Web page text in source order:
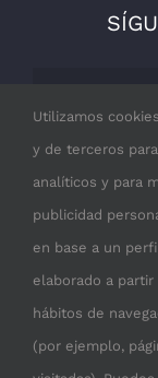
Por
Utilizamos
y de terceros
analíticos y para
publicidad
en base a un
elaborado a partir
hábitos de
(por ejemplo,